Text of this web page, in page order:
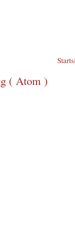
( Atom )